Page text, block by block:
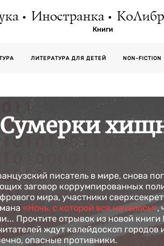
Иностранка
Книги
ЛИТЕРАТУРА ДЛЯ ДЕТЕЙ NON-FICTION
писатель в мире, снова
заговор коррумпированных
мира, участники
«Ночь, с которой все началось»,
Прочтите отрывок из новой
ждут калейдоскоп городов
опасные противники.